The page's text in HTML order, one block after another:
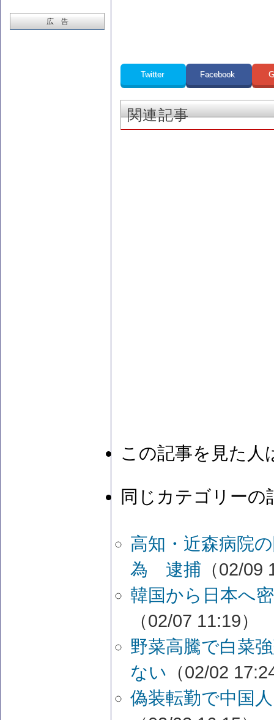
広 告
Twitter Facebook
関連記事
この記事を見た人
同じカテゴリーの
高知・近森病院
為 逮捕 （02/09
韓国から日本へ
（02/07 11:19）
野菜高騰で白菜
ない （02/02
偽装転勤で中国